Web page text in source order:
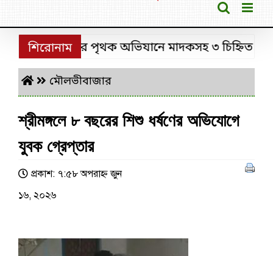
শিরোনাম
শ্রীমঙ্গলে ডিবির পৃথক অভিযানে মাদকসহ ৩ চিহ্নিত মাদক
মৌলভীবাজার
শ্রীমঙ্গলে ৮ বছরের শিশু ধর্ষণের অভিযোগে
যুবক গ্রেপ্তার
প্রকাশ: ৭:৫৮ অপরাহ্ণ জুন
১৬, ২০২৬